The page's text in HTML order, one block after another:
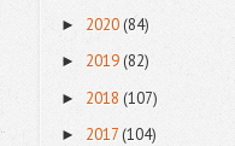
► 2020(84)
► 2019(82)
► 2018 (107)
► 2017 (104)